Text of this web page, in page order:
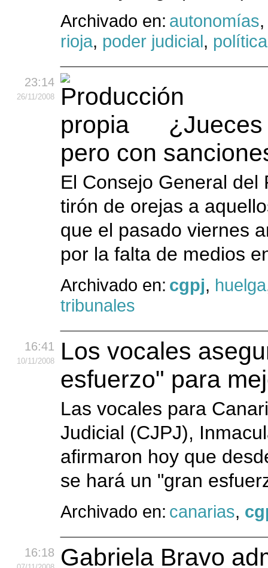
Archivado en: autonomías
rioja, poder judicial, política
23:14
26/11/2008
pero con
El Consejo General
tirón de orejas a
que el pasado viernes
por la falta de medios
Archivado en: cgpj, huelga
tribunales
16:41
10/11/2008
Los vocales
esfuerzo" para
Las vocales para
Judicial (CJPJ),
afirmaron hoy que
se hará un "gran
Archivado en: canarias,
16:18 Gabriela Bravo